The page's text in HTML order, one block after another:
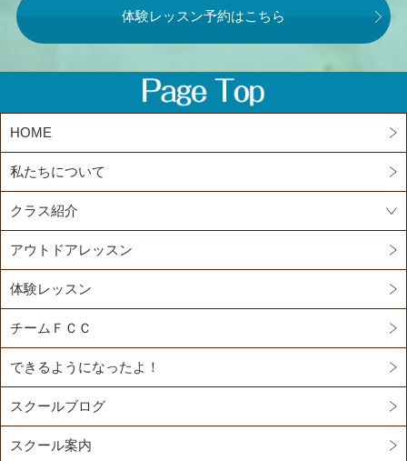
体験レッスン予約はこちら
HOME
私たちについて
クラス紹介
アウトドアレッスン
体験レッスン
チームＦＣＣ
できるようになったよ！
スクールブログ
スクール案内